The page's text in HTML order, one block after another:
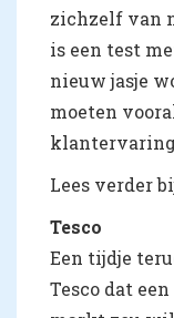
zichzelf van
is een test
nieuw jasje
moeten
Lees verder
Tesco
Een tijdje
Tesco dat